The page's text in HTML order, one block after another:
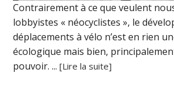
Contrairement à ce que veulent
lobbyistes « néocyclistes », le
déplacements à vélo n’est en rien
écologique mais bien,
pouvoir. ...[Lire la suite]